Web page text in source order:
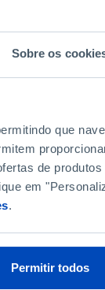
Sobre os
que
de produtos
em
.
Permitir todos
ORDENAR POR